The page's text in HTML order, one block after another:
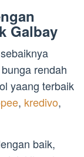
Galbay
rendah
yaang terbaik
, kredivo,
baik,